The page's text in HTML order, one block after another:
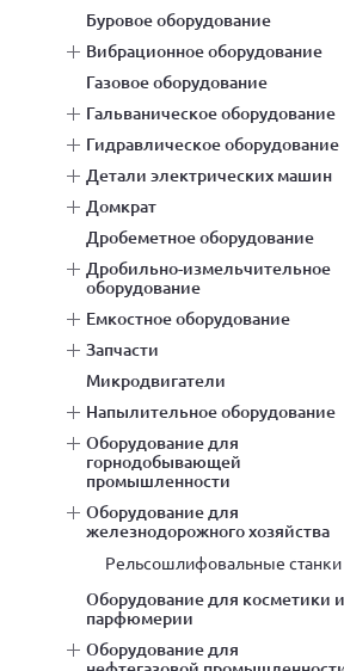
буровое оборудование
вибрационное оборудование
газовое оборудование
гальваническое оборудование
гидравлическое оборудование
детали электрических машин
домкрат
дробеметное оборудование
дробильно-измельчительное
оборудование
емкостное оборудование
запчасти
микродвигатели
напылительное оборудование
оборудование для
горнодобывающей
промышленности
оборудование для
железнодорожного хозяйства
рельсошлифовальные станки
оборудование для косметики и
парфюмерии
оборудование для